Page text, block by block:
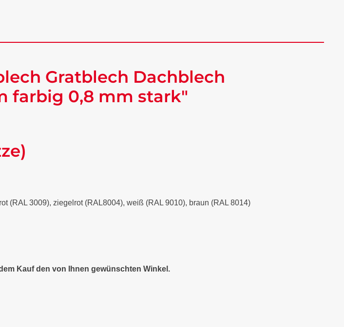
Gratblech Dachblech
farbig 0,8 mm stark"
(RAL 3009), ziegelrot (RAL8004), weiß (RAL 9010), braun (RAL 8014)
Kauf den von Ihnen gewünschten Winkel.